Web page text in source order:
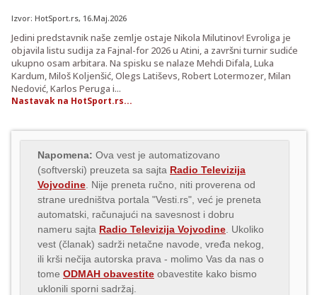
Izvor: HotSport.rs, 16.Maj.2026
Jedini predstavnik naše zemlje ostaje Nikola Milutinov! Evroliga je
objavila listu sudija za Fajnal-for 2026 u Atini, a završni turnir sudiće
ukupno osam arbitara. Na spisku se nalaze Mehdi Difala, Luka
Kardum, Miloš Koljenšić, Olegs Latiševs, Robert Lotermozer, Milan
Nedović, Karlos Peruga i...
Nastavak na HotSport.rs...
Napomena: Ova vest je automatizovano
(softverski) preuzeta sa sajta Radio Televizija
Vojvodine . Nije preneta ručno, niti proverena od
strane uredništva portala "Vesti.rs", već je preneta
automatski, računajući na savesnost i dobru
nameru sajta Radio Televizija Vojvodine . Ukoliko
vest (članak) sadrži netačne navode, vređa nekog,
ili krši nečija autorska prava - molimo Vas da nas o
tome ODMAH obavestite obavestite kako bismo
uklonili sporni sadržaj.